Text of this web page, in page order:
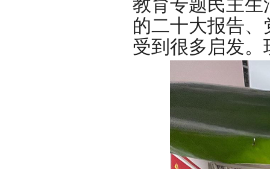
教育专题民主
的二十大报告
受到很多启发